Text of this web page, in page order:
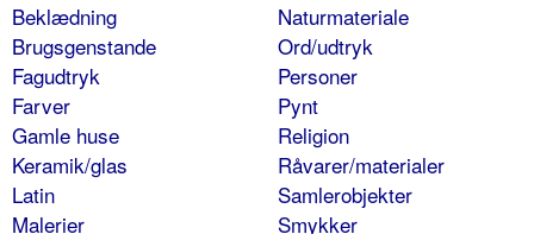
Beklædning
Brugsgenstande
Fagudtryk
Farver
Gamle huse
Keramik/glas
Latin
Malerier
Naturmateriale
Ord/udtryk
Personer
Pynt
Religion
Råvarer/materialer
Samlerobjekter
Smykker